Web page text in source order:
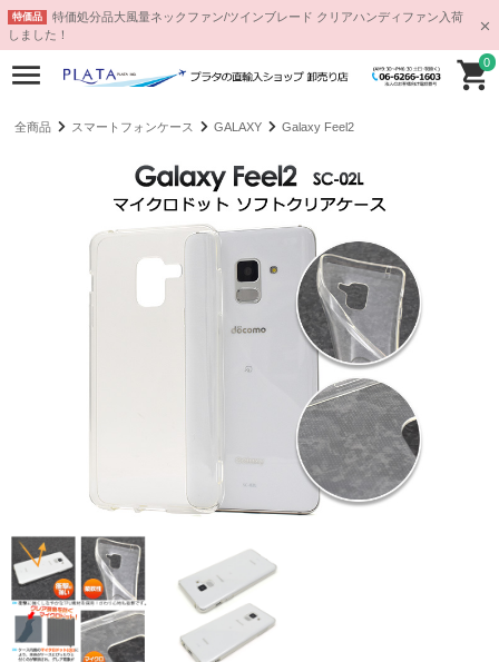
特価品
特価処分品大風量ネックファン/ツインブレード クリアハンディファン入荷
しました！
0
全商品 スマートフォンケース GALAXY Galaxy Feel2